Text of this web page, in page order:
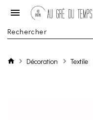
Décoration Textile